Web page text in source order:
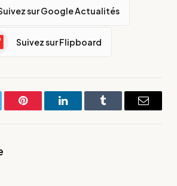
sur Google Actualités
Suivez sur Flipboard
Pinterest LinkedInTumblr
E-